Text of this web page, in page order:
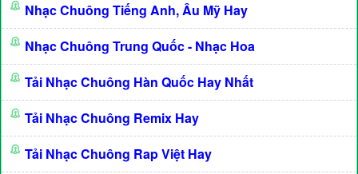
Nhạc Chuông Tiếng Anh, Âu Mỹ Hay
Nhạc Chuông Trung Quốc - Nhạc Hoa
Tải Nhạc Chuông Hàn Quốc Hay Nhất
Tải Nhạc Chuông Remix Hay
Tải Nhạc Chuông Rap Việt Hay